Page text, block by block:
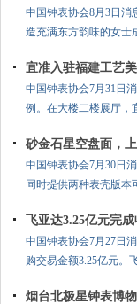
中国钟表协会8月3日消
造充满东方韵味的女
宜准入驻福建工艺
中国钟表协会7月31日
例。在大楼二楼展厅
砂金石星空盘面，
中国钟表协会7月30日
同时提供两种表壳版
飞亚达3.25亿元完
中国钟表协会7月27日
购交易金额3.25亿元。
烟台北极星钟表博